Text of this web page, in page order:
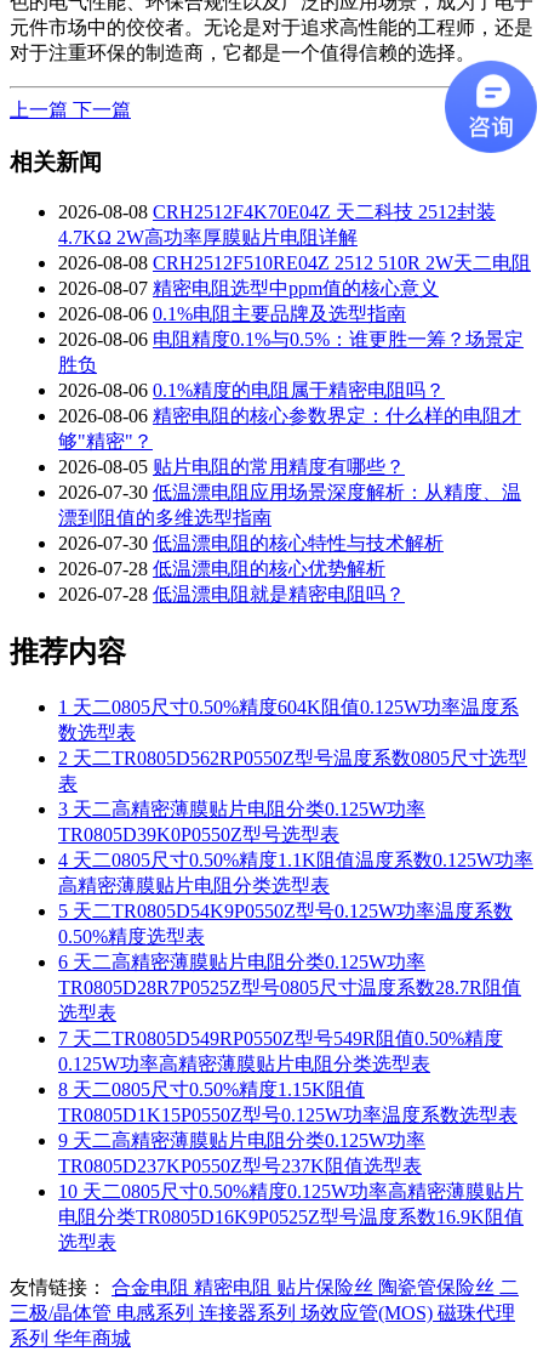
元件市场中的佼佼者。无论是对于追求高性能的工程师，还是
对于注重环保的制造商，它都是一个值得信赖的选择。
上一篇 下一篇
相关新闻
2026-08-08 CRH2512F4K70E04Z 天二科技 2512封装
4.7KΩ 2W高功率厚膜贴片电阻详解
2026-08-08 CRH2512F510RE04Z 2512 510R 2W天二电阻
2026-08-07 精密电阻选型中ppm值的核心意义
2026-08-06 0.1%电阻主要品牌及选型指南
2026-08-06 电阻精度0.1%与0.5%：谁更胜一筹？场景定
胜负
2026-08-06 0.1%精度的电阻属于精密电阻吗？
2026-08-06 精密电阻的核心参数界定：什么样的电阻才
够"精密"？
2026-08-05 贴片电阻的常用精度有哪些？
2026-07-30 低温漂电阻应用场景深度解析：从精度、温
漂到阻值的多维选型指南
2026-07-30 低温漂电阻的核心特性与技术解析
2026-07-28 低温漂电阻的核心优势解析
2026-07-28 低温漂电阻就是精密电阻吗？
推荐内容
1 天二0805尺寸0.50%精度604K阻值0.125W功率温度系
数选型表
2 天二TR0805D562RP0550Z型号温度系数0805尺寸选型
表
3 天二高精密薄膜贴片电阻分类0.125W功率
TR0805D39K0P0550Z型号选型表
4 天二0805尺寸0.50%精度1.1K阻值温度系数0.125W功率
高精密薄膜贴片电阻分类选型表
5 天二TR0805D54K9P0550Z型号0.125W功率温度系数
0.50%精度选型表
6 天二高精密薄膜贴片电阻分类0.125W功率
TR0805D28R7P0525Z型号0805尺寸温度系数28.7R阻值
选型表
7 天二TR0805D549RP0550Z型号549R阻值0.50%精度
0.125W功率高精密薄膜贴片电阻分类选型表
8 天二0805尺寸0.50%精度1.15K阻值
TR0805D1K15P0550Z型号0.125W功率温度系数选型表
9 天二高精密薄膜贴片电阻分类0.125W功率
TR0805D237KP0550Z型号237K阻值选型表
10 天二0805尺寸0.50%精度0.125W功率高精密薄膜贴片
电阻分类TR0805D16K9P0525Z型号温度系数16.9K阻值
选型表
友情链接： 合金电阻 精密电阻 贴片保险丝 陶瓷管保险丝 二
三极/晶体管 电感系列 连接器系列 场效应管(MOS) 磁珠代理
系列 华年商城